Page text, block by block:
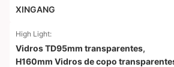
XINGANG
High Light:
Vidros TD95mm transparentes,
H160mm Vidros de copo